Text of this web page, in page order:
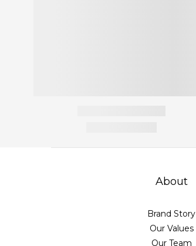
About
Brand Story
Our Values
Our Team